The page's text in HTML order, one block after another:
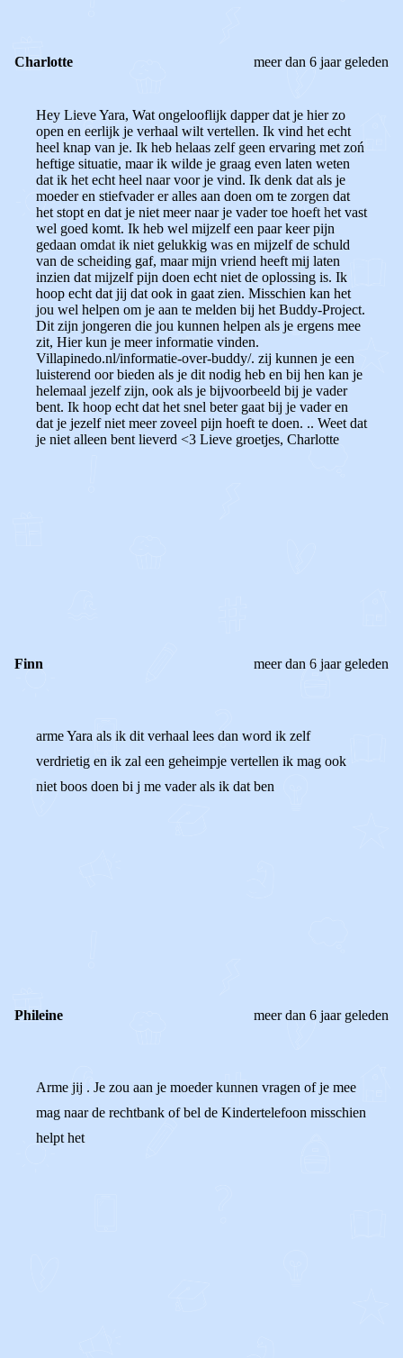
Charlotte meer dan 6 jaar geleden
Hey Lieve Yara, Wat ongelooflijk dapper dat je hier zo
open en eerlijk je verhaal wilt vertellen. Ik vind het echt
heel knap van je. Ik heb helaas zelf geen ervaring met zoń
heftige situatie, maar ik wilde je graag even laten weten
dat ik het echt heel naar voor je vind. Ik denk dat als je
moeder en stiefvader er alles aan doen om te zorgen dat
het stopt en dat je niet meer naar je vader toe hoeft het vast
wel goed komt. Ik heb wel mijzelf een paar keer pijn
gedaan omdat ik niet gelukkig was en mijzelf de schuld
van de scheiding gaf, maar mijn vriend heeft mij laten
inzien dat mijzelf pijn doen echt niet de oplossing is. Ik
hoop echt dat jij dat ook in gaat zien. Misschien kan het
jou wel helpen om je aan te melden bij het Buddy-Project.
Dit zijn jongeren die jou kunnen helpen als je ergens mee
zit, Hier kun je meer informatie vinden.
Villapinedo.nl/informatie-over-buddy/. zij kunnen je een
luisterend oor bieden als je dit nodig heb en bij hen kan je
helemaal jezelf zijn, ook als je bijvoorbeeld bij je vader
bent. Ik hoop echt dat het snel beter gaat bij je vader en
dat je jezelf niet meer zoveel pijn hoeft te doen. .. Weet dat
je niet alleen bent lieverd <3 Lieve groetjes, Charlotte
Finn meer dan 6 jaar geleden
arme Yara als ik dit verhaal lees dan word ik zelf
verdrietig en ik zal een geheimpje vertellen ik mag ook
niet boos doen bi j me vader als ik dat ben
Phileine meer dan 6 jaar geleden
Arme jij . Je zou aan je moeder kunnen vragen of je mee
mag naar de rechtbank of bel de Kindertelefoon misschien
helpt het